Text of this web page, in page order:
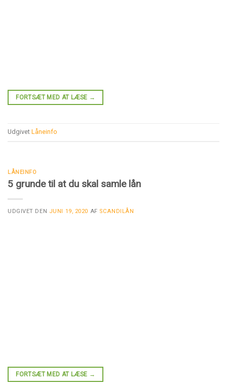
FORTSÆT MED AT LÆSE →
Udgivet Låneinfo
LÅNEINFO
5 grunde til at du skal samle lån
UDGIVET DEN JUNI 19, 2020 AF SCANDILÅN
FORTSÆT MED AT LÆSE →